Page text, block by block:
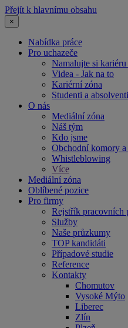
Přejít k hlavnímu obsahu
×
Nabídka práce
Pro uchazeče
Namalujte si kariéru
Videa - Jak na to
Kariérní zóna
Studenti a absolventi
O nás
Mediální zóna
Náš tým
Kdo jsme
Obchodní komory a
Whistleblowing
Více
Mediální zóna
Oblíbené pozice
Pro firmy
Rejstřík pracovních
Služby
Naše průzkumy
TOP kandidáti
Případové studie
Reference
Kontakty
Chomutov
Vysoké Mýto
Liberec
Zlín